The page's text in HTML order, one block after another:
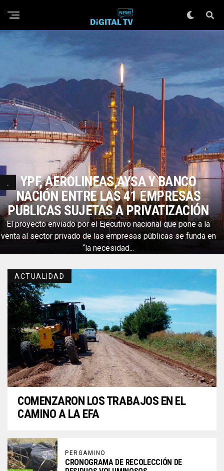
.
YPF, AEROLINEAS,AYSA Y BANCO
NACIÓN ENTRE LAS 41 EMPRESAS
PUBLICAS SUJETAS A PRIVATIZACIÓN
El proyecto enviado por el Ejecutivo nacional que pone a la
venta al sector privado de las empresas públicas se funda en
“la necesidad...
ACTUALIDAD
COMENZARON LOS TRABAJOS EN EL
CAMINO A LA EFA
PERGAMINO
CRONOGRAMA DE RECOLECCIÓN DE